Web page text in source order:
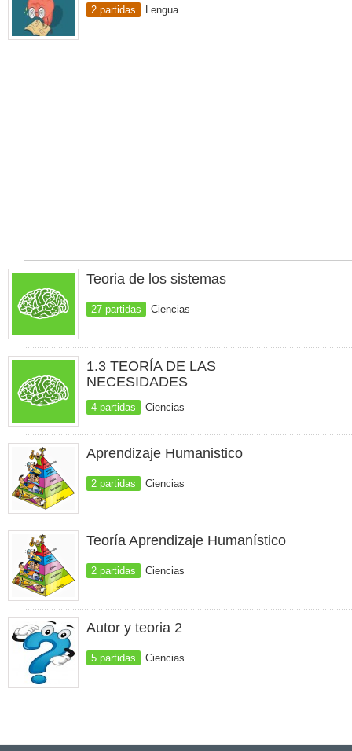
2 partidas Lengua
Teoria de los sistemas
27 partidas Ciencias
1.3 TEORÍA DE LAS
NECESIDADES
4 partidas Ciencias
Aprendizaje Humanistico
2 partidas Ciencias
Teoría Aprendizaje Humanístico
2 partidas Ciencias
Autor y teoria 2
5 partidas Ciencias